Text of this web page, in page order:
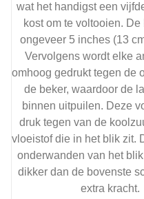
wat het handigst een
kost om te voltooien. De
ongeveer 5 inches (13
Vervolgens wordt elke
omhoog gedrukt tegen de
de beker, waardoor de
binnen uitpuilen. Deze
druk tegen van de
vloeistof die in het blik zit.
onderwanden van het
dikker dan de bovenste
extra kracht.